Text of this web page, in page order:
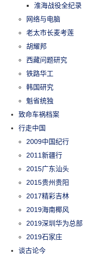
淮海战役全纪录
网络与电脑
老太市长麦考莲
胡耀邦
西藏问题研究
铁路华工
韩国研究
魁省统独
致命车祸档案
行走中国
2009中国纪行
2011新疆行
2015广东汕头
2015贵州贵阳
2017精彩吉林
2019海南椰风
2019深圳华为总部
2019石家庄
谈古论今